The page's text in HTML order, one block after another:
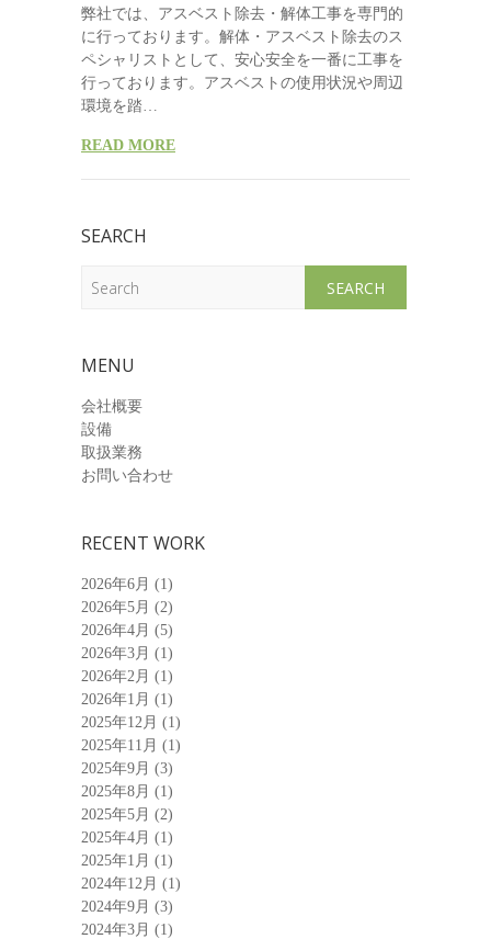
弊社では、アスベスト除去・解体工事を専門的
に行っております。解体・アスベスト除去のス
ペシャリストとして、安心安全を一番に工事を
行っております。アスベストの使用状況や周辺
環境を踏…
READ MORE
SEARCH
MENU
会社概要
設備
取扱業務
お問い合わせ
RECENT WORK
2026年6月 (1)
2026年5月 (2)
2026年4月 (5)
2026年3月 (1)
2026年2月 (1)
2026年1月 (1)
2025年12月 (1)
2025年11月 (1)
2025年9月 (3)
2025年8月 (1)
2025年5月 (2)
2025年4月 (1)
2025年1月 (1)
2024年12月 (1)
2024年9月 (3)
2024年3月 (1)